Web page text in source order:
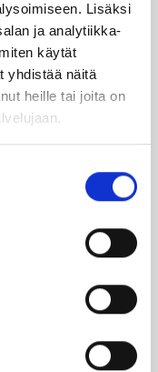
Lisäksi
ja analytiikka-
käytät
yhdistää näitä
heille tai joita on
Läm­
ajan­koh­
ja laa­jem­
kun­nos­sa­pi­